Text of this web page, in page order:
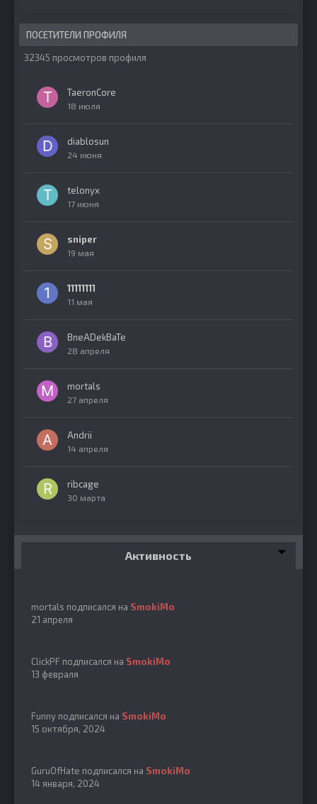
ПОСЕТИТЕЛИ ПРОФИЛЯ
32345 просмотров профиля
TaeronCore
18 июля
diablosun
24 июня
telonyx
17 июня
sniper
19 мая
11111111
11 мая
BneADekBaTe
28 апреля
mortals
27 апреля
Andrii
14 апреля
ribcage
30 марта
Активность
mortals подписался на SmokiMo
21 апреля
ClickPF подписался на SmokiMo
13 февраля
Funny подписался на SmokiMo
15 октября, 2024
GuruOfHate подписался на SmokiMo
14 января, 2024